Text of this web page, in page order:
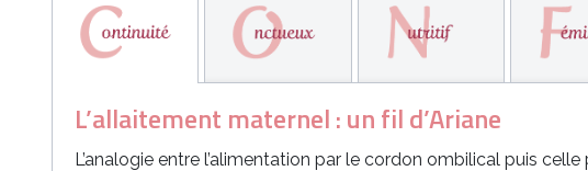
L’allaitement maternel : un fil d’Ariane
L’analogie entre l’alimentation par le cordon ombilical puis